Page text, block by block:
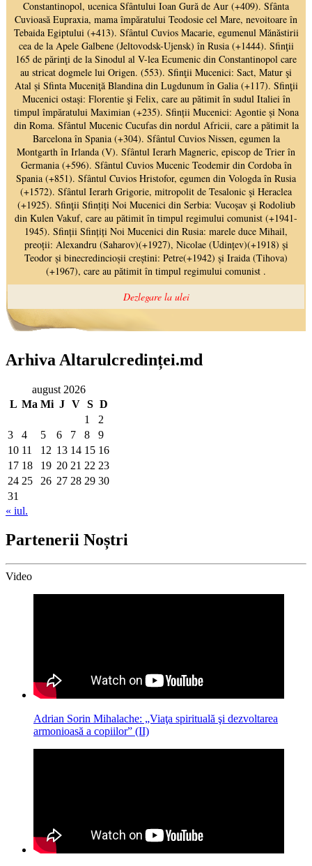
Arhiva Altarulcredinței.md
august 2026
L Ma Mi J V S D
1
2
3
4 5 6 7 8
9
10 11 12 13 14 15 16
17 18 19 20 21 22 23
24 25 26 27 28 29 30
31
« iul.
Partenerii Noștri
Video
Adrian Sorin Mihalache: „Viaţa spirituală şi dezvoltarea
armonioasă a copiilor” (II)